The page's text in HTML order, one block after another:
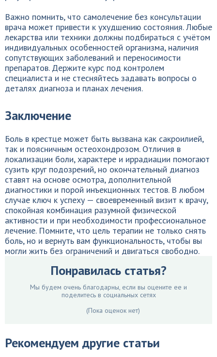
Важно помнить, что самолечение без консультации
врача может привести к ухудшению состояния. Любые
лекарства или техники должны подбираться с учётом
индивидуальных особенностей организма, наличия
сопутствующих заболеваний и переносимости
препаратов. Держите курс под контролем
специалиста и не стесняйтесь задавать вопросы о
деталях диагноза и планах лечения.
Заключение
Боль в крестце может быть вызвана как сакроилией,
так и поясничным остеохондрозом. Отличия в
локализации боли, характере и иррадиации помогают
сузить круг подозрений, но окончательный диагноз
ставят на основе осмотра, дополнительной
диагностики и порой инъекционных тестов. В любом
случае ключ к успеху — своевременный визит к врачу,
спокойная комбинация разумной физической
активности и при необходимости профессиональное
лечение. Помните, что цель терапии не только снять
боль, но и вернуть вам функциональность, чтобы вы
могли жить без ограничений и двигаться свободно.
Понравилась статья?
Мы будем очень благодарны, если вы оцените ее и
поделитесь в социальных сетях
(Пока оценок нет)
Рекомендуем другие статьи